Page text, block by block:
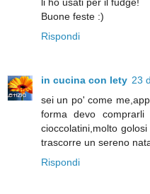
li ho usati per il fudge!
Buone feste :)
Rispondi
in cucina con lety 23
sei un po' come
forma devo
cioccolatini,molto
trascorre un sereno
Rispondi